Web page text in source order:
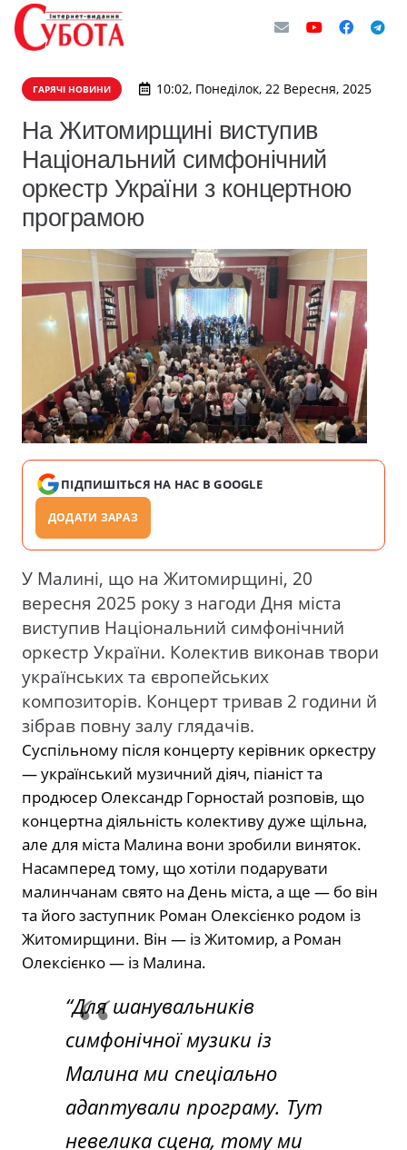
ГАРЯЧІ НОВИНИ 10:02, Понеділок, 22 Вересня, 2025
На Житомирщині виступив
Національний симфонічний
оркестр України з концертною
програмою
ПІДПИШІТЬСЯ НА НАС В GOOGLE
ДОДАТИ ЗАРАЗ
У Малині, що на Житомирщині, 20
вересня 2025 року з нагоди Дня міста
виступив Національний симфонічний
оркестр України. Колектив виконав твори
українських та європейських
композиторів. Концерт тривав 2 години й
зібрав повну залу глядачів.
Суспільному після концерту керівник оркестру
— український музичний діяч, піаніст та
продюсер Олександр Горностай розповів, що
концертна діяльність колективу дуже щільна,
але для міста Малина вони зробили виняток.
Насамперед тому, що хотіли подарувати
малинчанам свято на День міста, а ще — бо він
та його заступник Роман Олексієнко родом із
Житомирщини. Він — із Житомир, а Роман
Олексієнко — із Малина.
“Для шанувальників
симфонічної музики із
Малина ми спеціально
адаптували програму. Тут
невелика сцена, тому ми